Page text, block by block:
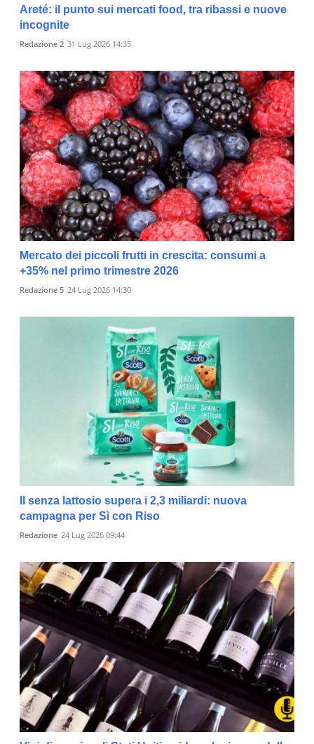
Areté: il punto sui mercati food, tra ribassi e nuove
incognite
Redazione 2 31 Lug 2026 14:35
Mercato dei piccoli frutti in crescita: consumi a
+35% nel primo trimestre 2026
Redazione 5 24 Lug 2026 14:30
Il senza lattosio supera i 2,3 miliardi: nuova
campagna per Sì con Riso
Redazione 24 Lug 2026 09:44